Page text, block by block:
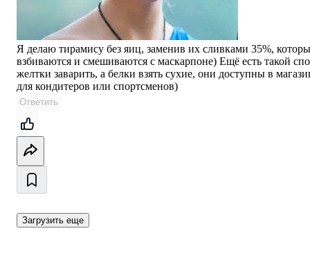
Я делаю тирамису без яиц, заменив их сливками 35%,
взбиваются и смешиваются с маскарпоне) Ещё есть такой
желтки заварить, а белки взять сухие, они доступны в
для кондитеров или спортсменов)
Ответить
Загрузить еще